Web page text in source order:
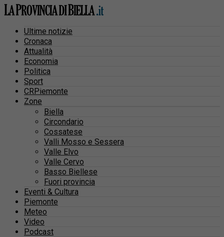
Ultime notizie
Cronaca
Attualità
Economia
Politica
Sport
CRPiemonte
Zone
Biella
Circondario
Cossatese
Valli Mosso e Sessera
Valle Elvo
Valle Cervo
Basso Biellese
Fuori provincia
Eventi & Cultura
Piemonte
Meteo
Video
Podcast